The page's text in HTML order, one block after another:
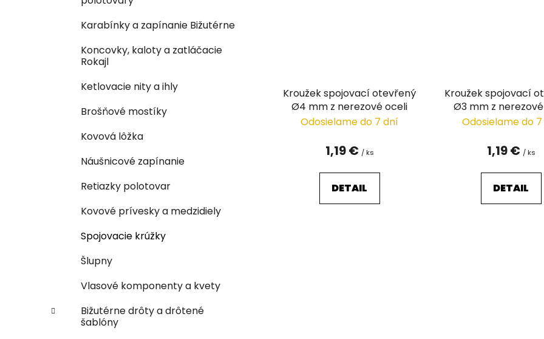
Karabínky a zapínanie Bižutérne
Koncovky, kaloty a zatláčacie
Rokajl
Ketlovacie nity a ihly
Brošňové mostíky
Kovová lôžka
Náušnicové zapínanie
Retiazky polotovar
Kovové prívesky a medzidiely
Spojovacie krúžky
Šlupny
Vlasové komponenty a kvety
Bižutérne drôty a drôtené
šablóny
Kroužek spojovací otevřený
Ø4 mm z nerezové oceli
Odosielame do 7 dní
1,19 € / ks
DETAIL
Kroužek spojovací
Ø3 mm z
Odosielame do
1,19 € / ks
DETAIL